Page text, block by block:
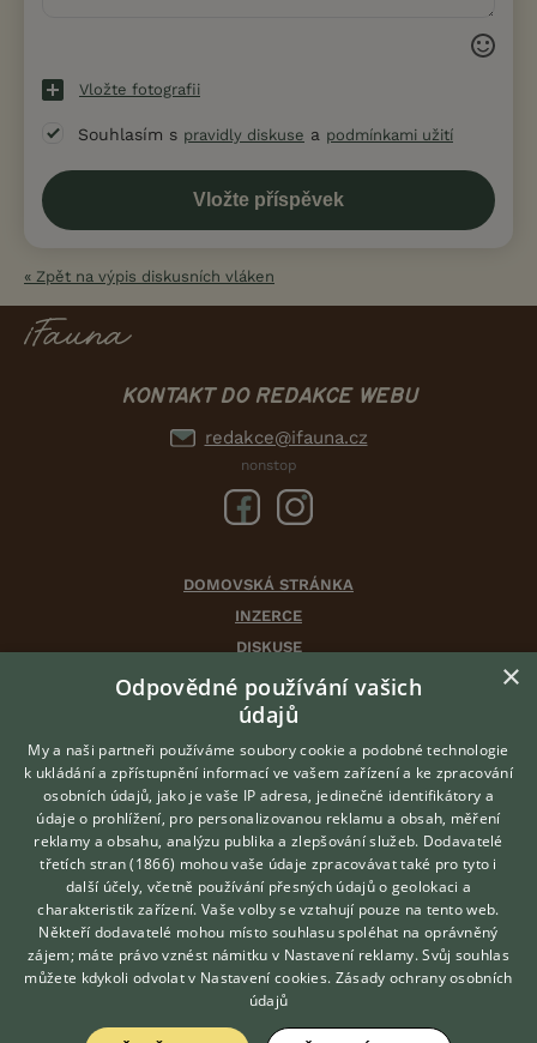
Vložte fotografii
Souhlasím s pravidly diskuse a podmínkami užití
« Zpět na výpis diskusních vláken
KONTAKT DO REDAKCE WEBU
redakce@ifauna.cz
nonstop
DOMOVSKÁ STRÁNKA
INZERCE
DISKUSE
ČLÁNKY
CHOVATELSKÉ STANICE
VÝBĚR VHODNÉHO PLEMENE
O nás
Kontakt
Možnosti zvýraznění inzerátů
Podmínky užití
Zpracování osobních údajů
Přihlášení
Hledáte zvířecího kamaráda?
Zdarma vám poradí
VETERINÁŘ ONLINE
KONZULTOVAT S
VETERINÁŘEM
×
Odpovědné používání vašich
údajů
My a naši partneři používáme soubory cookie a podobné technologie
k ukládání a zpřístupnění informací ve vašem zařízení a ke zpracování
osobních údajů, jako je vaše IP adresa, jedinečné identifikátory a
údaje o prohlížení, pro personalizovanou reklamu a obsah, měření
reklamy a obsahu, analýzu publika a zlepšování služeb. Dodavatelé
třetích stran (1866) mohou vaše údaje zpracovávat také pro tyto i
další účely, včetně používání přesných údajů o geolokaci a
charakteristik zařízení. Vaše volby se vztahují pouze na tento web.
Někteří dodavatelé mohou místo souhlasu spoléhat na oprávněný
zájem; máte právo vznést námitku v Nastavení reklamy. Svůj souhlas
můžete kdykoli odvolat v Nastavení cookies. Zásady ochrany osobních
údajů